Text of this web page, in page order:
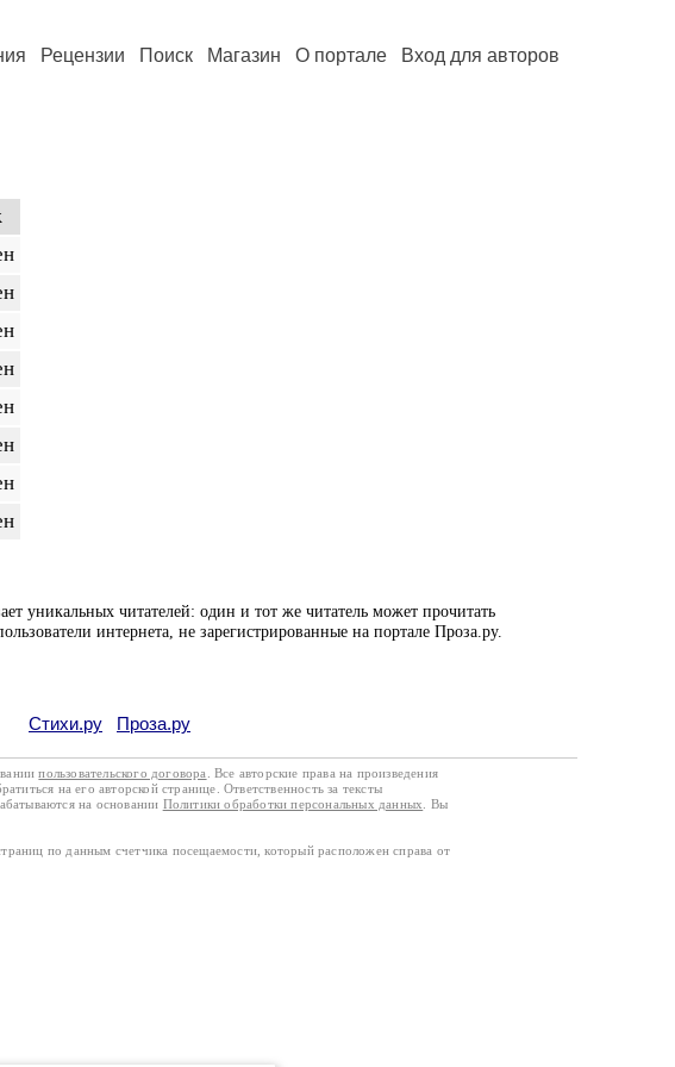
Рецензии Поиск Магазин О портале Вход для авторов
уникальных читателей: один и тот же читатель может прочитать
интернета, не зарегистрированные на портале Проза.ру.
Стихи.ру Проза.ру
пользовательского договора
. Все авторские права на произведения
на его авторской странице. Ответственность за тексты
на основании Политики обработки персональных данных
. Вы
по данным счетчика посещаемости, который расположен справа от